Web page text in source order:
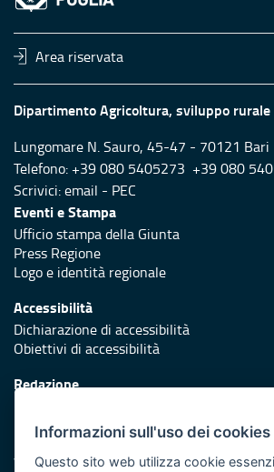
Area riservata
Dipartimento Agricoltura, sviluppo
Lungomare N. Sauro, 45-47 - 70121 Bari
Telefono: +39 080 5405273 +39 080
Scrivici:email - PEC
Eventi e Stampa
Ufficio stampa della Giunta
Press Regione
Logo e identità regionale
Accessibilità
Dichiarazione di accessibilità
Obiettivi di accessibilità
Redazione
Protezione civile
Vai al sito di Protezione Civile Puglia
Informazioni sull'uso dei cookies
Questo sito web utilizza cookie